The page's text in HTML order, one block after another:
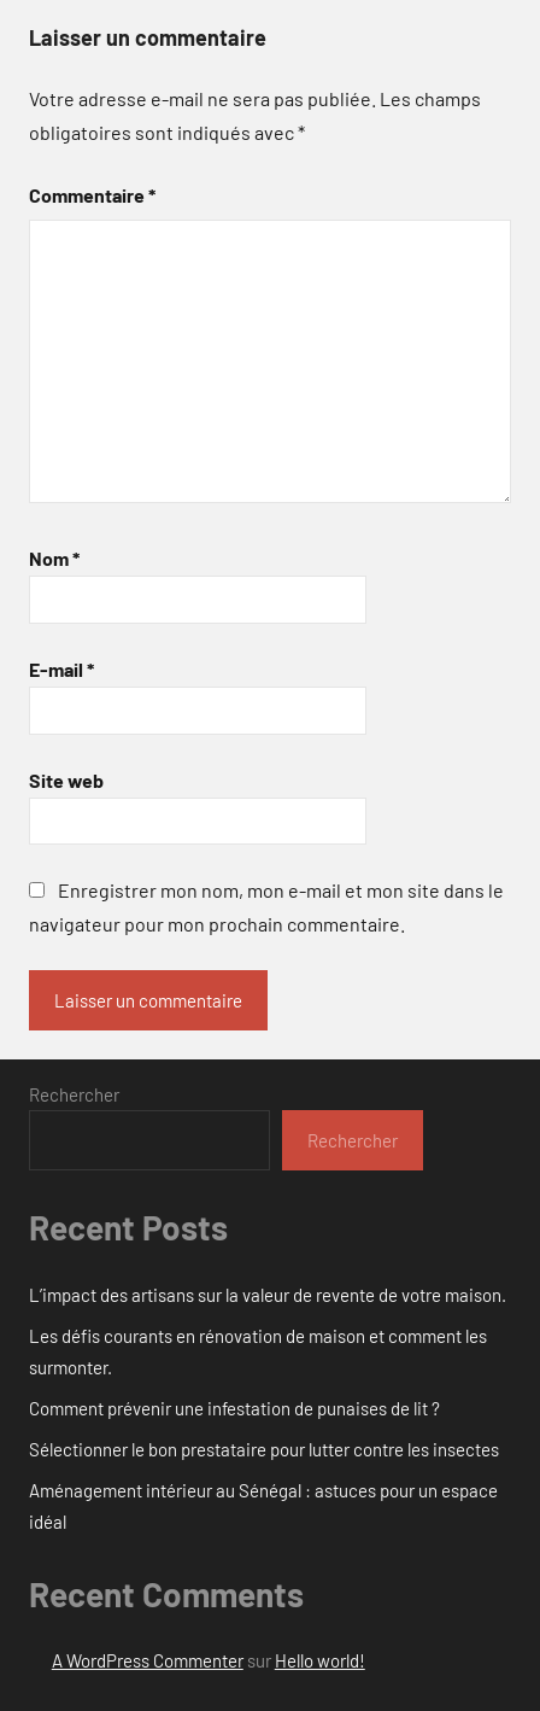
Laisser un commentaire
Votre adresse e-mail ne sera pas publiée. Les champs
obligatoires sont indiqués avec*
Commentaire*
Nom*
E-mail *
Site web
Enregistrer mon nom, mon e-mail et mon site dans le
navigateur pour mon prochain commentaire.
Rechercher
Rechercher
Recent Posts
L’impact des artisans sur la valeur de revente de votre maison.
Les défis courants en rénovation de maison et comment les
surmonter.
Comment prévenir une infestation de punaises de lit ?
Sélectionner le bon prestataire pour lutter contre les insectes
Aménagement intérieur au Sénégal : astuces pour un espace
idéal
Recent Comments
A WordPress Commentersur Hello world!